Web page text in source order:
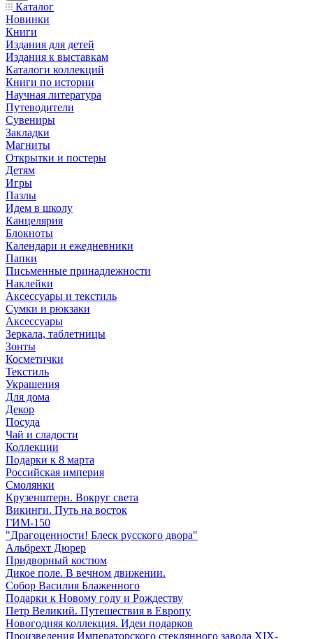
Каталог
Новинки
Книги
Издания для детей
Издания к выставкам
Каталоги коллекций
Книги по истории
Научная литература
Путеводители
Сувениры
Закладки
Магниты
Открытки и постеры
Детям
Игры
Пазлы
Идем в школу
Канцелярия
Блокноты
Календари и ежедневники
Папки
Письменные принадлежности
Наклейки
Аксессуары и текстиль
Сумки и рюкзаки
Аксессуары
Зеркала, таблетницы
Зонты
Косметички
Текстиль
Украшения
Для дома
Декор
Посуда
Чай и сладости
Коллекции
Подарки к 8 марта
Российская империя
Смолянки
Крузенштерн. Вокруг света
Викинги. Путь на восток
ГИМ-150
"Драгоценности! Блеск русского двора"
Альбрехт Дюрер
Придворный костюм
Дикое поле. В вечном движении.
Собор Василия Блаженного
Подарки к Новому году и Рождеству
Петр Великий. Путешествия в Европу
Новогодняя коллекция. Идеи подарков
Произведения Императорского стеклянного завода XIX-